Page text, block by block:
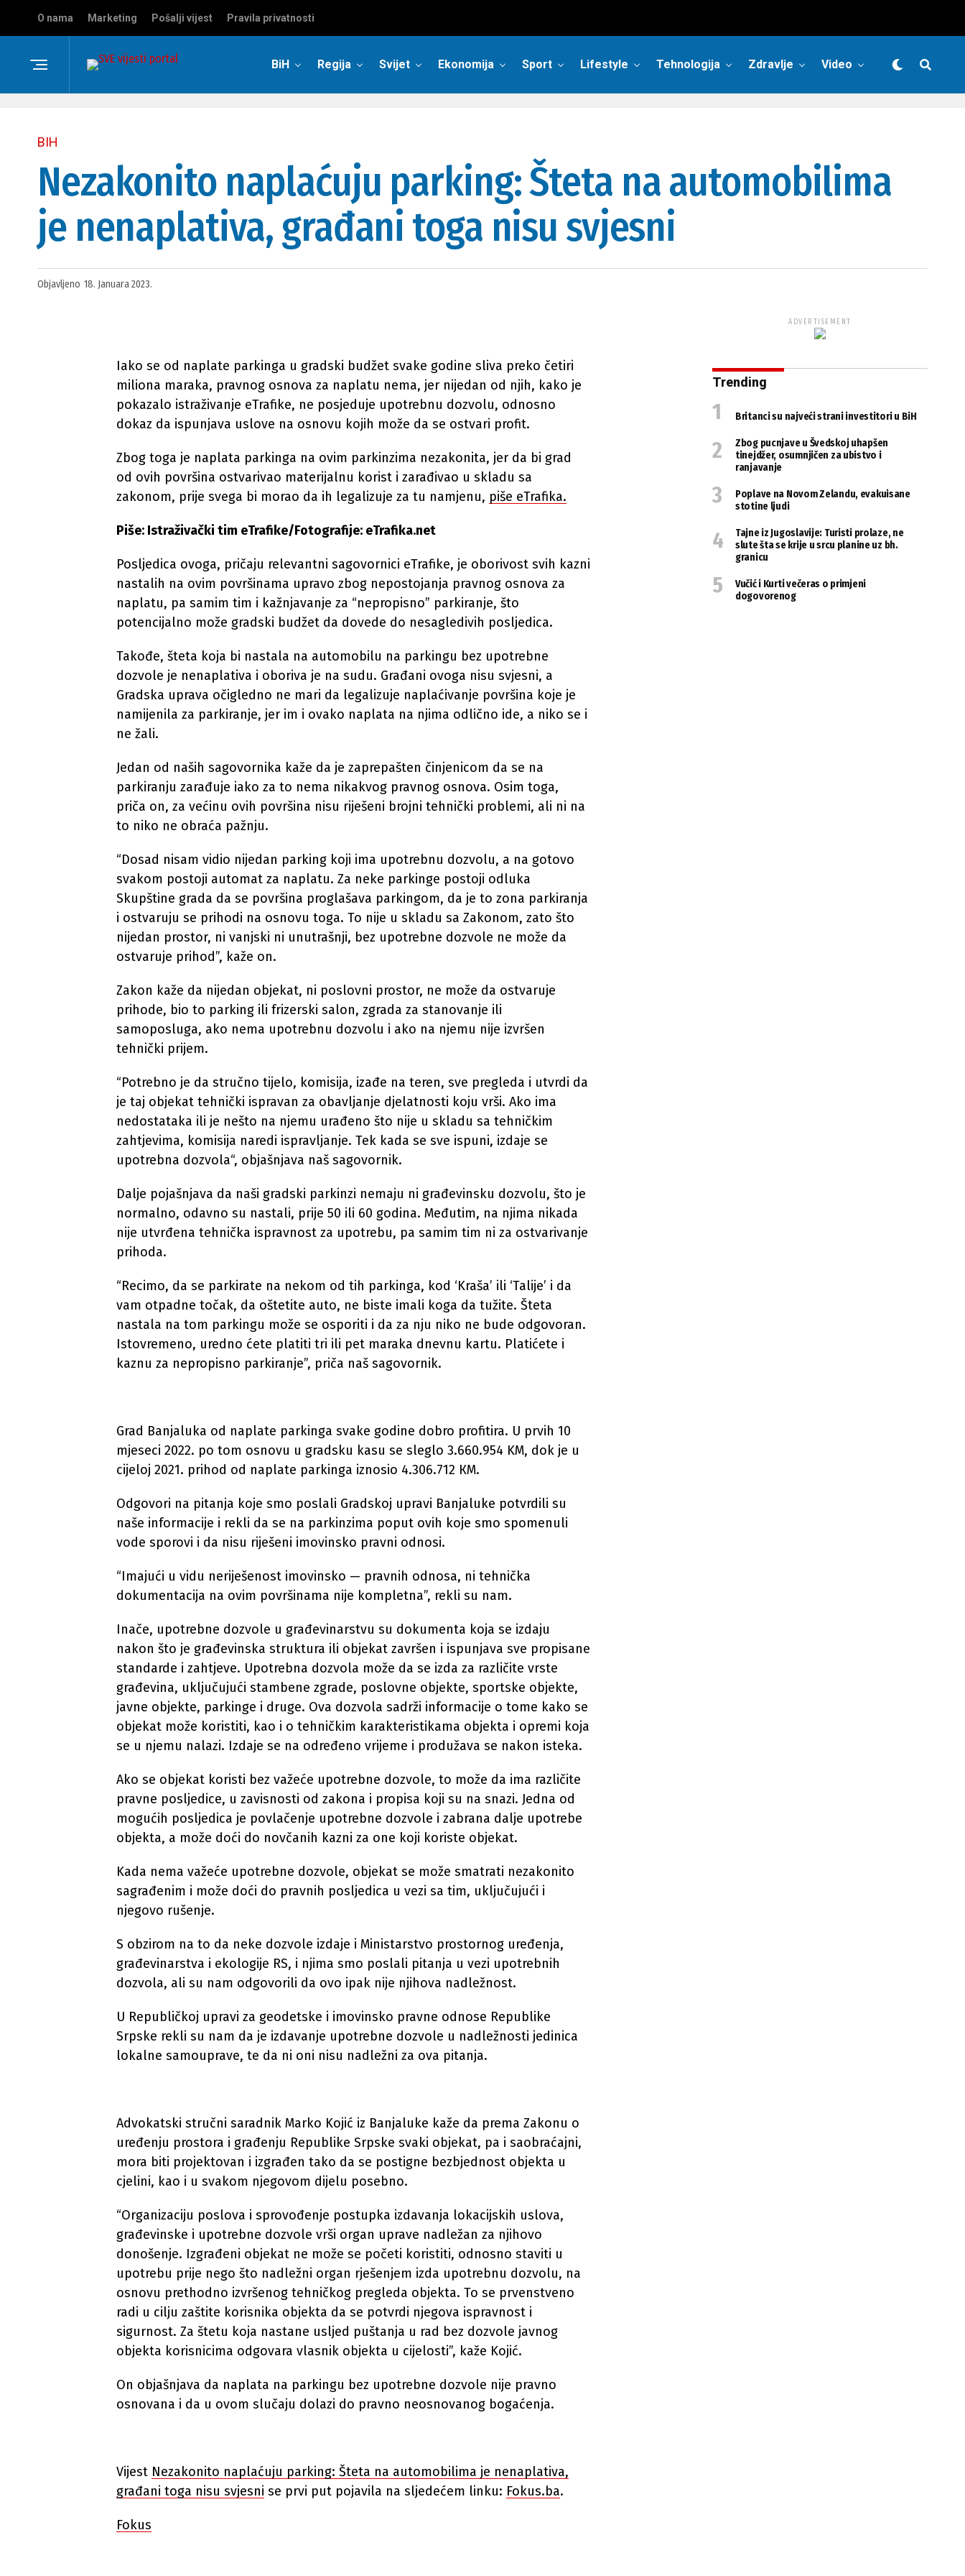
O nama Marketing Pošalji vijest Pravila privatnosti
BiH Regija Svijet Ekonomija Sport Lifestyle Tehnologija Zdravlje Video
BIH
Nezakonito naplaćuju parking: Šteta na automobilima
je nenaplativa, građani toga nisu svjesni
Objavljeno 18. Januara 2023.
Iako se od naplate parkinga u gradski budžet svake godine sliva preko četiri
miliona maraka, pravnog osnova za naplatu nema, jer nijedan od njih, kako je
pokazalo istraživanje eTrafike, ne posjeduje upotrebnu dozvolu, odnosno
dokaz da ispunjava uslove na osnovu kojih može da se ostvari profit.
Zbog toga je naplata parkinga na ovim parkinzima nezakonita, jer da bi grad
od ovih površina ostvarivao materijalnu korist i zarađivao u skladu sa
zakonom, prije svega bi morao da ih legalizuje za tu namjenu, piše eTrafika.
Piše: Istraživački tim eTrafike/Fotografije: eTrafika.net
Posljedica ovoga, pričaju relevantni sagovornici eTrafike, je oborivost svih kazni
nastalih na ovim površinama upravo zbog nepostojanja pravnog osnova za
naplatu, pa samim tim i kažnjavanje za “nepropisno” parkiranje, što
potencijalno može gradski budžet da dovede do nesagledivih posljedica.
Takođe, šteta koja bi nastala na automobilu na parkingu bez upotrebne
dozvole je nenaplativa i oboriva je na sudu. Građani ovoga nisu svjesni, a
Gradska uprava očigledno ne mari da legalizuje naplaćivanje površina koje je
namijenila za parkiranje, jer im i ovako naplata na njima odlično ide, a niko se i
ne žali.
Jedan od naših sagovornika kaže da je zaprepašten činjenicom da se na
parkiranju zarađuje iako za to nema nikakvog pravnog osnova. Osim toga,
priča on, za većinu ovih površina nisu riješeni brojni tehnički problemi, ali ni na
to niko ne obraća pažnju.
“Dosad nisam vidio nijedan parking koji ima upotrebnu dozvolu, a na gotovo
svakom postoji automat za naplatu. Za neke parkinge postoji odluka
Skupštine grada da se površina proglašava parkingom, da je to zona parkiranja
i ostvaruju se prihodi na osnovu toga. To nije u skladu sa Zakonom, zato što
nijedan prostor, ni vanjski ni unutrašnji, bez upotrebne dozvole ne može da
ostvaruje prihod”, kaže on.
Zakon kaže da nijedan objekat, ni poslovni prostor, ne može da ostvaruje
prihode, bio to parking ili frizerski salon, zgrada za stanovanje ili
samoposluga, ako nema upotrebnu dozvolu i ako na njemu nije izvršen
tehnički prijem.
“Potrebno je da stručno tijelo, komisija, izađe na teren, sve pregleda i utvrdi da
je taj objekat tehnički ispravan za obavljanje djelatnosti koju vrši. Ako ima
nedostataka ili je nešto na njemu urađeno što nije u skladu sa tehničkim
zahtjevima, komisija naredi ispravljanje. Tek kada se sve ispuni, izdaje se
upotrebna dozvola“, objašnjava naš sagovornik.
Dalje pojašnjava da naši gradski parkinzi nemaju ni građevinsku dozvolu, što je
normalno, odavno su nastali, prije 50 ili 60 godina. Međutim, na njima nikada
nije utvrđena tehnička ispravnost za upotrebu, pa samim tim ni za ostvarivanje
prihoda.
“Recimo, da se parkirate na nekom od tih parkinga, kod ‘Kraša’ ili ‘Talije’ i da
vam otpadne točak, da oštetite auto, ne biste imali koga da tužite. Šteta
nastala na tom parkingu može se osporiti i da za nju niko ne bude odgovoran.
Istovremeno, uredno ćete platiti tri ili pet maraka dnevnu kartu. Platićete i
kaznu za nepropisno parkiranje”, priča naš sagovornik.
Grad Banjaluka od naplate parkinga svake godine dobro profitira. U prvih 10
mjeseci 2022. po tom osnovu u gradsku kasu se sleglo 3.660.954 KM, dok je u
cijeloj 2021. prihod od naplate parkinga iznosio 4.306.712 КМ.
Odgovori na pitanja koje smo poslali Gradskoj upravi Banjaluke potvrdili su
naše informacije i rekli da se na parkinzima poput ovih koje smo spomenuli
vode sporovi i da nisu riješeni imovinsko pravni odnosi.
“Imajući u vidu neriješenost imovinsko — pravnih odnosa, ni tehnička
dokumentacija na ovim površinama nije kompletna”, rekli su nam.
Inače, upotrebne dozvole u građevinarstvu su dokumenta koja se izdaju
nakon što je građevinska struktura ili objekat završen i ispunjava sve propisane
standarde i zahtjeve. Upotrebna dozvola može da se izda za različite vrste
građevina, uključujući stambene zgrade, poslovne objekte, sportske objekte,
javne objekte, parkinge i druge. Ova dozvola sadrži informacije o tome kako se
objekat može koristiti, kao i o tehničkim karakteristikama objekta i opremi koja
se u njemu nalazi. Izdaje se na određeno vrijeme i produžava se nakon isteka.
Ako se objekat koristi bez važeće upotrebne dozvole, to može da ima različite
pravne posljedice, u zavisnosti od zakona i propisa koji su na snazi. Jedna od
mogućih posljedica je povlačenje upotrebne dozvole i zabrana dalje upotrebe
objekta, a može doći do novčanih kazni za one koji koriste objekat.
Kada nema važeće upotrebne dozvole, objekat se može smatrati nezakonito
sagrađenim i može doći do pravnih posljedica u vezi sa tim, uključujući i
njegovo rušenje.
S obzirom na to da neke dozvole izdaje i Ministarstvo prostornog uređenja,
građevinarstva i ekologije RS, i njima smo poslali pitanja u vezi upotrebnih
dozvola, ali su nam odgovorili da ovo ipak nije njihova nadležnost.
U Republičkoj upravi za geodetske i imovinsko pravne odnose Republike
Srpske rekli su nam da je izdavanje upotrebne dozvole u nadležnosti jedinica
lokalne samouprave, te da ni oni nisu nadležni za ova pitanja.
Advokatski stručni saradnik Marko Kojić iz Banjaluke kaže da prema Zakonu o
uređenju prostora i građenju Republike Srpske svaki objekat, pa i saobraćajni,
mora biti projektovan i izgrađen tako da se postigne bezbjednost objekta u
cjelini, kao i u svakom njegovom dijelu posebno.
“Organizaciju poslova i sprovođenje postupka izdavanja lokacijskih uslova,
građevinske i upotrebne dozvole vrši organ uprave nadležan za njihovo
donošenje. Izgrađeni objekat ne može se početi koristiti, odnosno staviti u
upotrebu prije nego što nadležni organ rješenjem izda upotrebnu dozvolu, na
osnovu prethodno izvršenog tehničkog pregleda objekta. To se prvenstveno
radi u cilju zaštite korisnika objekta da se potvrdi njegova ispravnost i
sigurnost. Za štetu koja nastane usljed puštanja u rad bez dozvole javnog
objekta korisnicima odgovara vlasnik objekta u cijelosti”, kaže Kojić.
On objašnjava da naplata na parkingu bez upotrebne dozvole nije pravno
osnovana i da u ovom slučaju dolazi do pravno neosnovanog bogaćenja.
Vijest Nezakonito naplaćuju parking: Šteta na automobilima je nenaplativa,
građani toga nisu svjesni se prvi put pojavila na sljedećem linku: Fokus.ba.
Fokus
ADVERTISEMENT
Trending
Britanci su najveći strani investitori u BiH
Zbog pucnjave u Švedskoj uhapšen
tinejdžer, osumnjičen za ubistvo i
ranjavanje
Poplave na Novom Zelandu, evakuisane
stotine ljudi
Tajne iz Jugoslavije: Turisti prolaze, ne
slute šta se krije u srcu planine uz bh.
granicu
Vučić i Kurti večeras o primjeni
dogovorenog